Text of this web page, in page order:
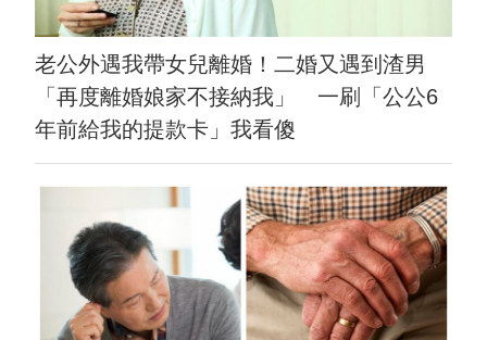
老公外遇我帶女兒離婚！二婚又遇到渣男
「再度離婚娘家不接納我」 一刷「公公6
年前給我的提款卡」我看傻